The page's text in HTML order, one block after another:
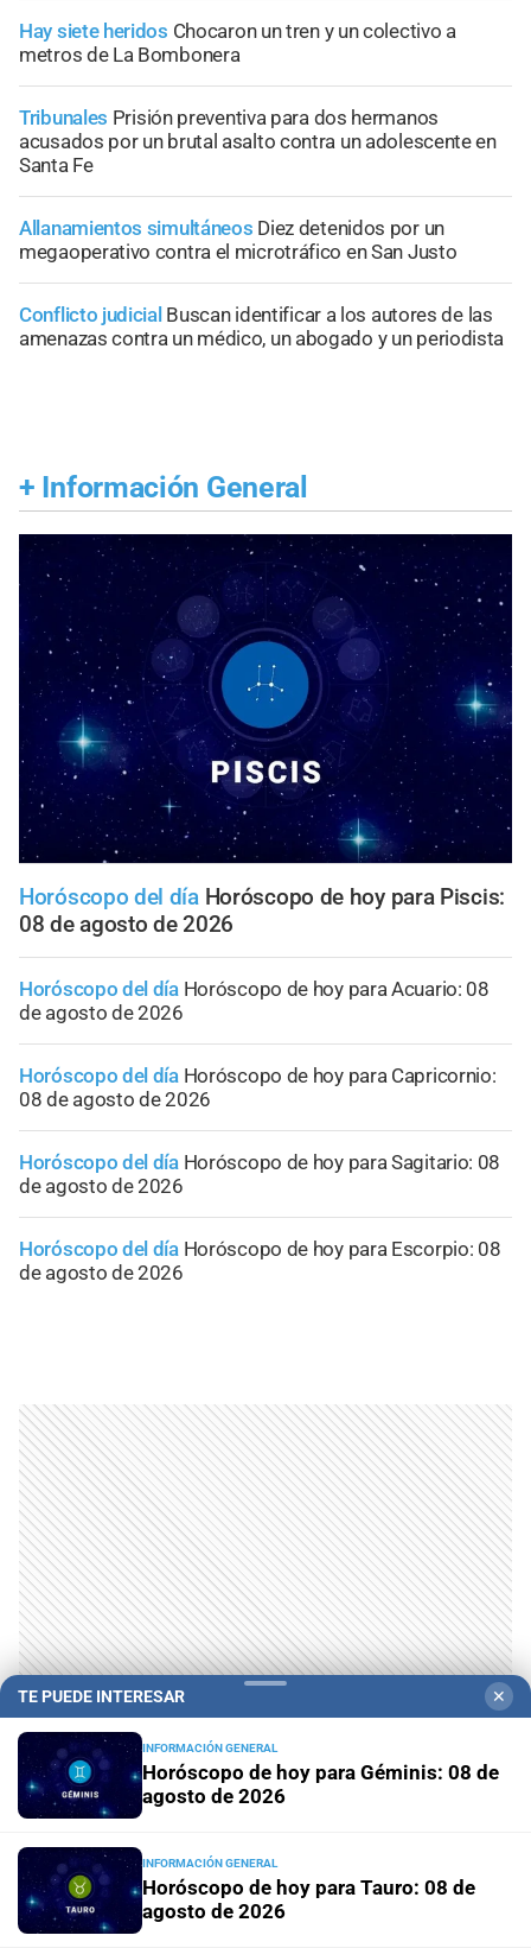
Hay siete heridos Chocaron un tren y un colectivo a
metros de La Bombonera
Tribunales Prisión preventiva para dos hermanos
acusados por un brutal asalto contra un adolescente en
Santa Fe
Allanamientos simultáneos Diez detenidos por un
megaoperativo contra el microtráfico en San Justo
Conflicto judicial Buscan identificar a los autores de las
amenazas contra un médico, un abogado y un periodista
+ Información General
Horóscopo del día Horóscopo de hoy para Piscis:
08 de agosto de 2026
Horóscopo del día Horóscopo de hoy para Acuario: 08
de agosto de 2026
Horóscopo del día Horóscopo de hoy para Capricornio:
08 de agosto de 2026
Horóscopo del día Horóscopo de hoy para Sagitario: 08
de agosto de 2026
Horóscopo del día Horóscopo de hoy para Escorpio: 08
de agosto de 2026
Campolitoral
TE PUEDE INTERESAR ✕
INFORMACIÓN GENERAL
Horóscopo de hoy para Géminis: 08 de
agosto de 2026
INFORMACIÓN GENERAL
Horóscopo de hoy para Tauro: 08 de
agosto de 2026